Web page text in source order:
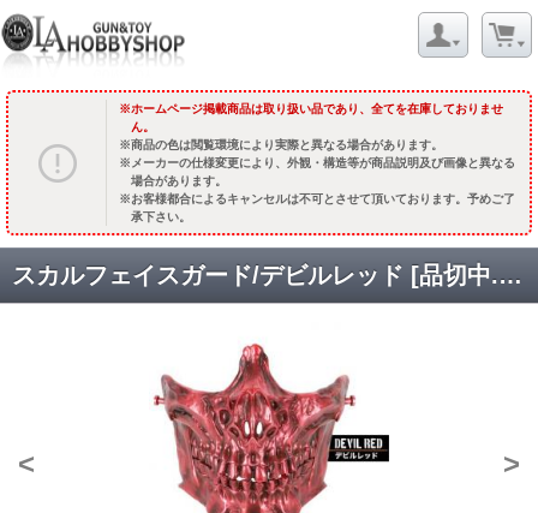
ホームページ掲載商品は取り扱い品であり、全てを在庫しておりませ
ん。
商品の色は閲覧環境により実際と異なる場合があります。
メーカーの仕様変更により、外観・構造等が商品説明及び画像と異なる
場合があります。
お客様都合によるキャンセルは不可とさせて頂いております。予めご了
承下さい。
スカルフェイスガード/デビルレッド [品切中.再入荷時期未定]
< >